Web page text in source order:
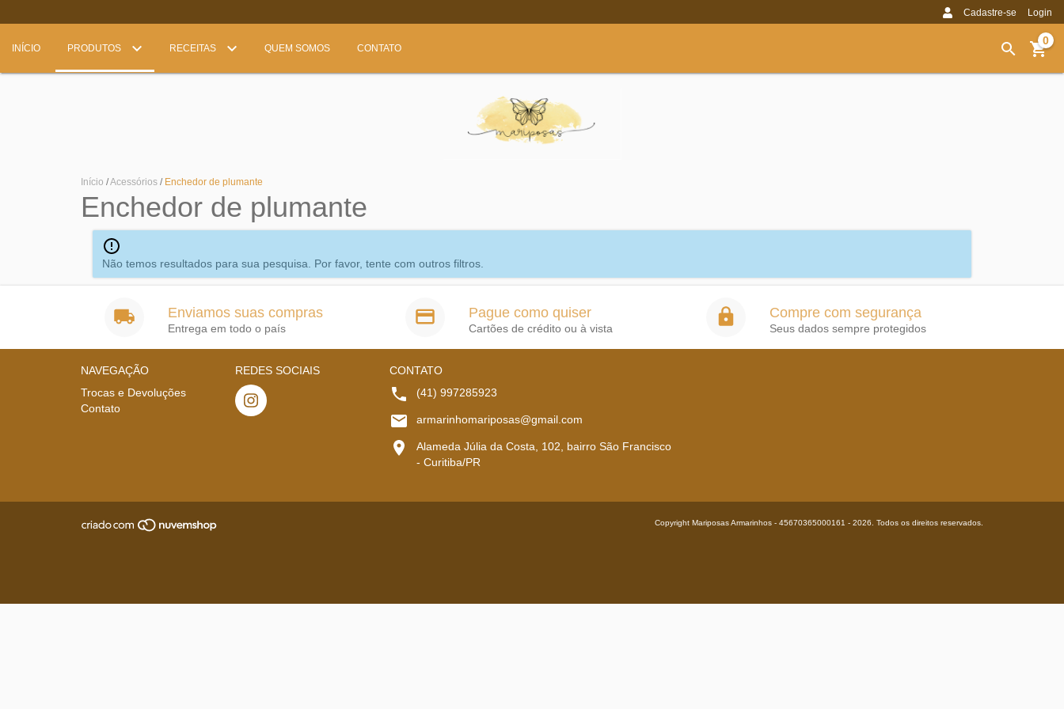
Cadastre-se Login
INÍCIO PRODUTOS RECEITAS QUEM SOMOS CONTATO
0
Início /Acessórios / Enchedor de plumante
Enchedor de plumante
Não temos resultados para sua pesquisa. Por favor, tente com outros filtros.
Enviamos suas compras
Entrega em todo o país
Pague como quiser
Cartões de crédito ou à vista
Compre com segurança
Seus dados sempre protegidos
NAVEGAÇÃO
Trocas e Devoluções
Contato
REDES SOCIAIS
CONTATO
(41) 997285923
armarinhomariposas@gmail.com
Alameda Júlia da Costa, 102, bairro São Francisco
- Curitiba/PR
Copyright Mariposas Armarinhos - 45670365000161 - 2026. Todos os direitos reservados.